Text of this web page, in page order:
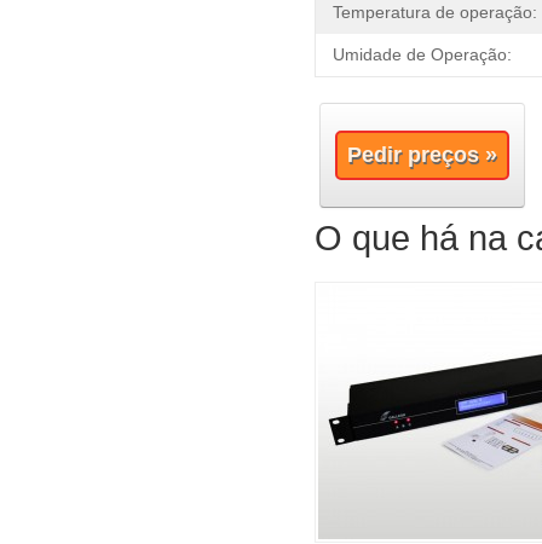
Temperatura de operação:
Umidade de Operação:
Pedir preços »
O que há na